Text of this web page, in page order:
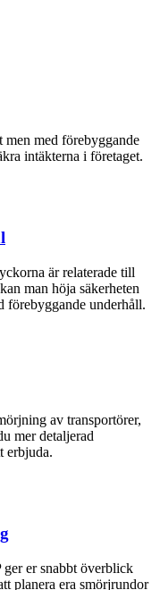
med förebyggande
intäkterna i företaget.
är relaterade till
man höja säkerheten
förebyggande underhåll.
av transportörer,
mer detaljerad
erbjuda.
er snabbt överblick
planera era smörjrundor